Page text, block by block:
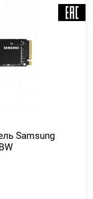
Samsung